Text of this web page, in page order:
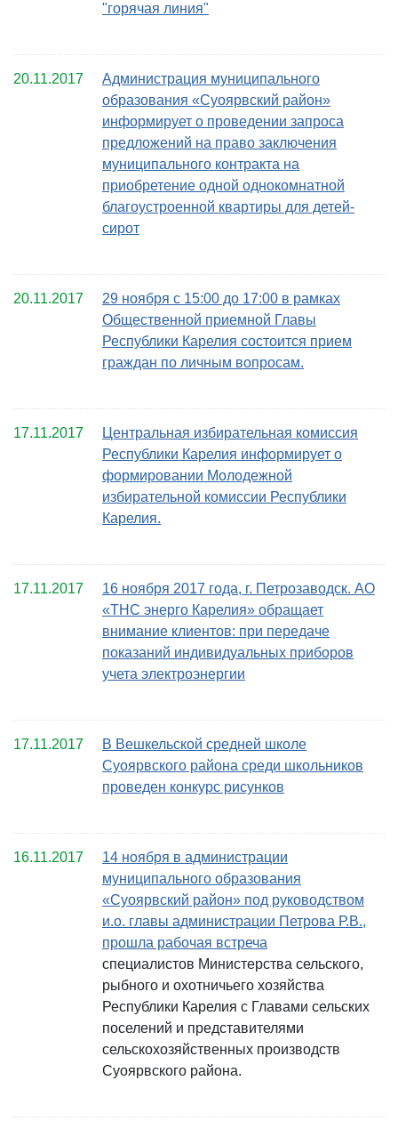
"горячая линия"
20.11.2017
Администрация муниципального
образования «Суоярвский район»
информирует о проведении запроса
предложений на право заключения
муниципального контракта на
приобретение одной однокомнатной
благоустроенной квартиры для детей-
сирот
20.11.2017
29 ноября с 15:00 до 17:00 в рамках
Общественной приемной Главы
Республики Карелия состоится прием
граждан по личным вопросам.
17.11.2017
Центральная избирательная комиссия
Республики Карелия информирует о
формировании Молодежной
избирательной комиссии Республики
Карелия.
17.11.2017
16 ноября 2017 года, г. Петрозаводск. АО
«ТНС энерго Карелия» обращает
внимание клиентов: при передаче
показаний индивидуальных приборов
учета электроэнергии
17.11.2017
В Вешкельской средней школе
Суоярвского района среди школьников
проведен конкурс рисунков
16.11.2017
14 ноября в администрации
муниципального образования
«Суоярвский район» под руководством
и.о. главы администрации Петрова Р.В.,
прошла рабочая встреча
специалистов Министерства сельского,
рыбного и охотничьего хозяйства
Республики Карелия с Главами сельских
поселений и представителями
сельскохозяйственных производств
Суоярвского района.